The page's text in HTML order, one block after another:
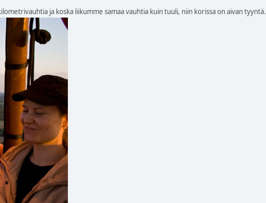
ja koska liikumme samaa vauhtia kuin tuuli, niin korissa on aivan tyyntä.